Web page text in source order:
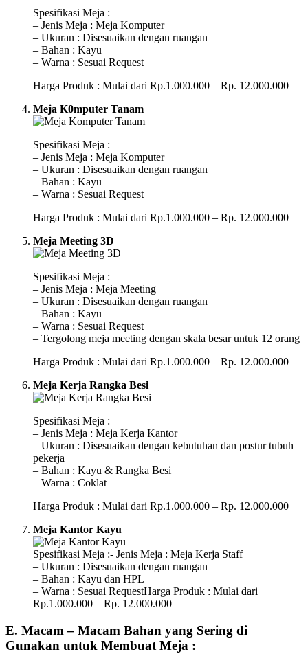
Spesifikasi Meja :
– Jenis Meja : Meja Komputer
– Ukuran : Disesuaikan dengan ruangan
– Bahan : Kayu
– Warna : Sesuai Request
Harga Produk : Mulai dari Rp.1.000.000 – Rp. 12.000.000
Meja K0mputer Tanam
Spesifikasi Meja :
– Jenis Meja : Meja Komputer
– Ukuran : Disesuaikan dengan ruangan
– Bahan : Kayu
– Warna : Sesuai Request
Harga Produk : Mulai dari Rp.1.000.000 – Rp. 12.000.000
Meja Meeting 3D
Spesifikasi Meja :
– Jenis Meja : Meja Meeting
– Ukuran : Disesuaikan dengan ruangan
– Bahan : Kayu
– Warna : Sesuai Request
– Tergolong meja meeting dengan skala besar untuk 12 orang
Harga Produk : Mulai dari Rp.1.000.000 – Rp. 12.000.000
Meja Kerja Rangka Besi
Spesifikasi Meja :
– Jenis Meja : Meja Kerja Kantor
– Ukuran : Disesuaikan dengan kebutuhan dan postur tubuh
pekerja
– Bahan : Kayu & Rangka Besi
– Warna : Coklat
Harga Produk : Mulai dari Rp.1.000.000 – Rp. 12.000.000
Meja Kantor Kayu
Spesifikasi Meja :- Jenis Meja : Meja Kerja Staff
– Ukuran : Disesuaikan dengan ruangan
– Bahan : Kayu dan HPL
– Warna : Sesuai RequestHarga Produk : Mulai dari
Rp.1.000.000 – Rp. 12.000.000
E. Macam – Macam Bahan yang Sering di
Gunakan untuk Membuat Meja :